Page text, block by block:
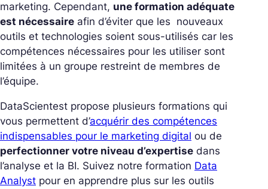
marketing. Cependant, une formation adéquate
est nécessaire afin d’éviter que les nouveaux
outils et technologies soient sous-utilisés car les
compétences nécessaires pour les utiliser sont
limitées à un groupe restreint de membres de
l’équipe.
DataScientest propose plusieurs formations qui
vous permettent d’acquérir des compétences
indispensables pour le marketing digital ou de
perfectionner votre niveau d’expertise dans
l’analyse et la BI. Suivez notre formation Data
Analyst pour en apprendre plus sur les outils